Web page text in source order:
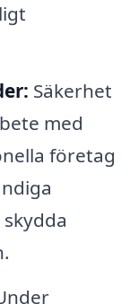
Säkerhet
med
företag